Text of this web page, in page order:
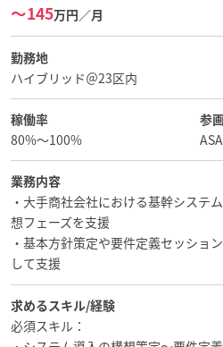
〜145万円／月
勤務地
ハイブリッド＠23区内
稼働率
80%〜100%
参
業務内容
・大手商社会社における基幹システ
想フェーズを支援
・基本方針策定や要件定義セッショ
して支援
求めるスキル/経験
必須スキル：